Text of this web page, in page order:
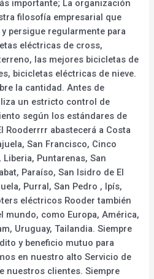
importante; La organización
filosofía empresarial que
persigue regularmente para
eléctricas de cross,
las mejores bicicletas de
bicicletas eléctricas de nieve.
la cantidad. Antes de
un estricto control de
según los estándares de
Rooderrrr abastecerá a Costa
San Francisco, Cinco
Puntarenas, San
Paraíso, San Isidro de El
Purral, San Pedro , Ipís,
eléctricos Rooder también
mundo, como Europa, América,
Uruguay, Tailandia. Siempre
y beneficio mutuo para
en nuestro alto Servicio de
nuestros clientes. Siempre